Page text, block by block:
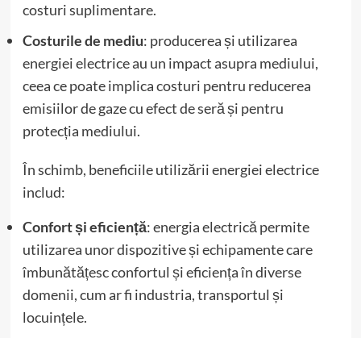
costuri suplimentare.
Costurile de mediu: producerea și utilizarea
energiei electrice au un impact asupra mediului,
ceea ce poate implica costuri pentru reducerea
emisiilor de gaze cu efect de seră și pentru
protecția mediului.
În schimb, beneficiile utilizării energiei electrice
includ:
Confort și eficiență: energia electrică permite
utilizarea unor dispozitive și echipamente care
îmbunătățesc confortul și eficiența în diverse
domenii, cum ar fi industria, transportul și
locuințele.